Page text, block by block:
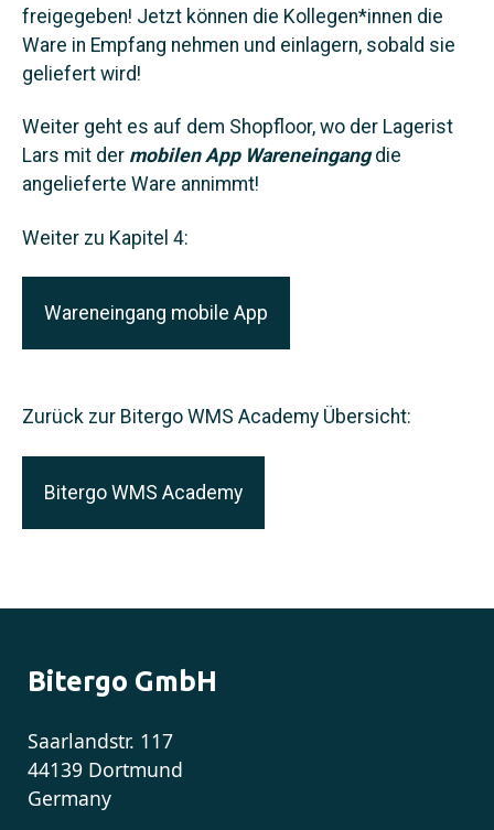
freigegeben! Jetzt können die Kollegen*innen die
Ware in Empfang nehmen und einlagern, sobald sie
geliefert wird!
Weiter geht es auf dem Shopfloor, wo der Lagerist
Lars mit der mobilen App Wareneingangdie
angelieferte Ware annimmt!
Weiter zu Kapitel 4:
Wareneingang mobile App
Zurück zur Bitergo WMS Academy Übersicht:
Bitergo WMS Academy
Bitergo GmbH
Saarlandstr. 117
44139 Dortmund
Germany